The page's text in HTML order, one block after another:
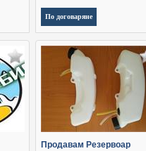
По договаряне
Продавам Резервоар